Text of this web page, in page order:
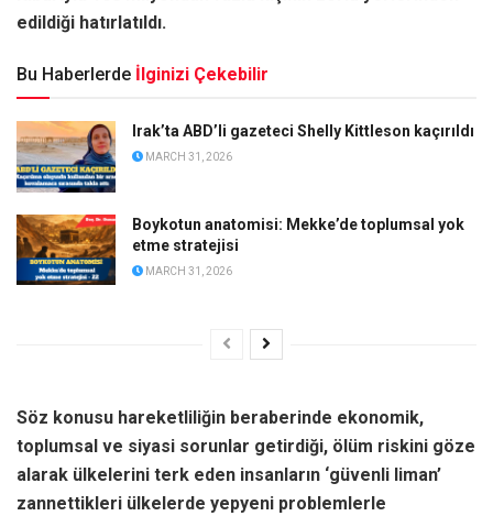
edildiği hatırlatıldı.
Bu Haberlerde İlginizi Çekebilir
Irak’ta ABD’li gazeteci Shelly Kittleson kaçırıldı
MARCH 31, 2026
Boykotun anatomisi: Mekke’de toplumsal yok
etme stratejisi
MARCH 31, 2026
Söz konusu hareketliliğin beraberinde ekonomik,
toplumsal ve siyasi sorunlar getirdiği, ölüm riskini göze
alarak ülkelerini terk eden insanların ‘güvenli liman’
zannettikleri ülkelerde yepyeni problemlerle